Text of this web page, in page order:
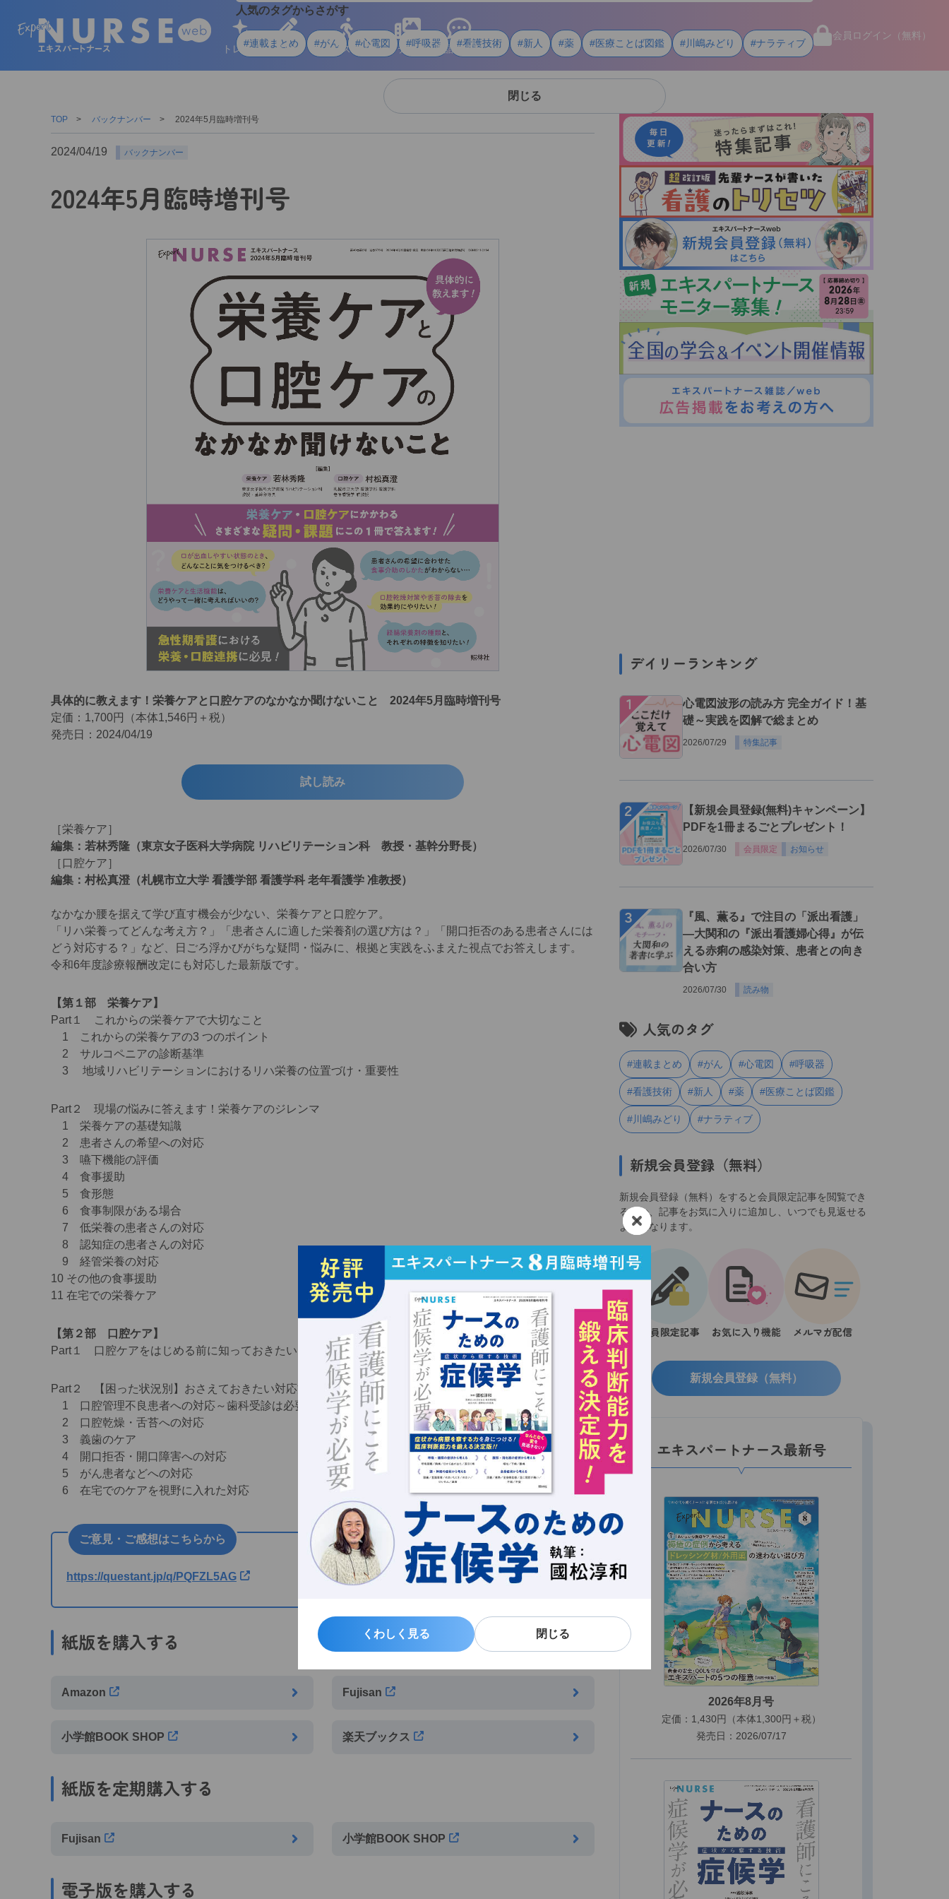
人気のタグからさがす
#連載まとめ #がん #心電図 #呼吸器 #看護技術 #新人 #薬 #医療ことば図鑑 #川嶋みどり #ナラティブ
閉じる
会員ログイン（無料）
トレンド
学ぶ ライフスタイル メディア 用語・資料
くわしく見る 閉じる
くわしく見る 閉じる
TOP バックナンバー 2024年5月臨時増刊号
2024/04/19 バックナンバー
2024年5月臨時増刊号
具体的に教えます！栄養ケアと口腔ケアのなかなか聞けないこと 2024年5月臨時増刊号
定価：1,700円（本体1,546円＋税）
発売日：2024/04/19
試し読み
［栄養ケア］
編集：若林秀隆（東京女子医科大学病院 リハビリテーション科 教授・基幹分野長）
［口腔ケア］
編集：村松真澄（札幌市立大学 看護学部 看護学科 老年看護学 准教授）
なかなか腰を据えて学び直す機会が少ない、栄養ケアと口腔ケア。
「リハ栄養ってどんな考え方？」「患者さんに適した栄養剤の選び方は？」「開口拒否のある患者さんには
どう対応する？」など、日ごろ浮かびがちな疑問・悩みに、根拠と実践をふまえた視点でお答えします。
令和6年度診療報酬改定にも対応した最新版です。
【第１部 栄養ケア】
Part１ これからの栄養ケアで大切なこと
1 これからの栄養ケアの3 つのポイント
2 サルコペニアの診断基準
3 地域リハビリテーションにおけるリハ栄養の位置づけ・重要性
Part２ 現場の悩みに答えます！栄養ケアのジレンマ
1 栄養ケアの基礎知識
2 患者さんの希望への対応
3 嚥下機能の評価
4 食事援助
5 食形態
6 食事制限がある場合
7 低栄養の患者さんの対応
8 認知症の患者さんの対応
9 経管栄養の対応
10 その他の食事援助
11 在宅での栄養ケア
【第２部 口腔ケア】
Part１ 口腔ケアをはじめる前に知っておきたいこと
Part２ 【困った状況別】おさえておきたい対応方法
1 口腔管理不良患者への対応～歯科受診は必要か？～
2 口腔乾燥・舌苔への対応
3 義歯のケア
4 開口拒否・開口障害への対応
5 がん患者などへの対応
6 在宅でのケアを視野に入れた対応
ご意見・ご感想はこちらから
https://questant.jp/q/PQFZL5AG
紙版を購入する
Amazon Fujisan
小学館BOOK SHOP 楽天ブックス
紙版を定期購入する
Fujisan 小学館BOOK SHOP
電子版を購入する
デイリーランキング
１
心電図波形の読み方 完全ガイド！基
礎～実践を図解で総まとめ
2026/07/29 特集記事
２
【新規会員登録(無料)キャンペーン】
PDFを1冊まるごとプレゼント！
2026/07/30 会員限定 お知らせ
３
『風、薫る』で注目の「派出看護」
―大関和の『派出看護婦心得』が伝
える赤痢の感染対策、患者との向き
合い方
2026/07/30 読み物
人気のタグ
#連載まとめ #がん #心電図 #呼吸器
#看護技術 #新人 #薬 #医療ことば図鑑
#川嶋みどり #ナラティブ
新規会員登録（無料）
新規会員登録（無料）をすると会員限定記事を閲覧でき
るほか、記事をお気に入りに追加し、いつでも見返せる
ようになります。
会員限定記事 お気に入り機能 メルマガ配信
新規会員登録（無料）
エキスパートナース最新号
2026年8月号
定価：1,430円（本体1,300円＋税）
発売日：2026/07/17